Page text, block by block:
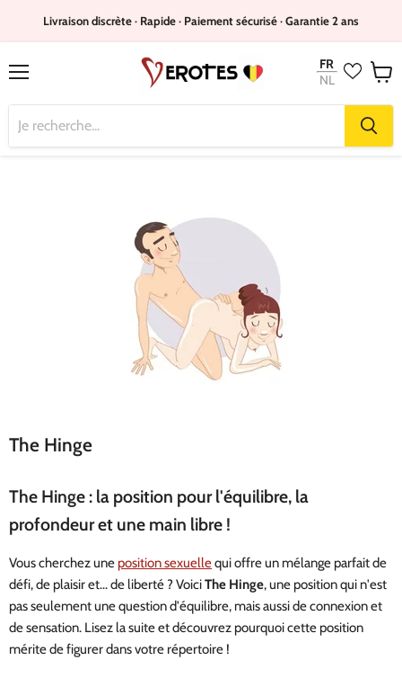
Livraison discrète · Rapide · Paiement sécurisé · Garantie 2 ans
FR
NL
le
panier
The Hinge
The Hinge : la position pour l'équilibre, la
profondeur et une main libre !
Vous cherchez une position sexuellequi offre un mélange parfait de
défi, de plaisir et... de liberté ? VoiciThe Hinge, une position qui n'est
pas seulement une question d'équilibre, mais aussi de connexion et
de sensation. Lisez la suite et découvrez pourquoi cette position
mérite de figurer dans votre répertoire !